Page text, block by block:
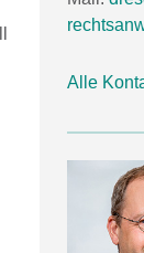
Alle